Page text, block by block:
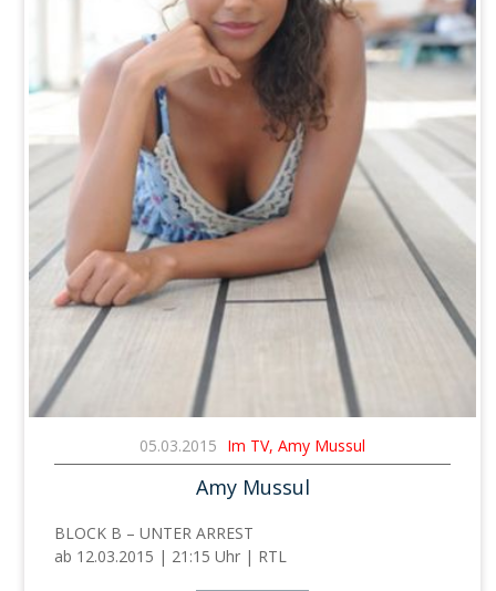
05.03.2015 Im TV, Amy Mussul
Amy Mussul
BLOCK B – UNTER ARREST
ab 12.03.2015 | 21:15 Uhr | RTL